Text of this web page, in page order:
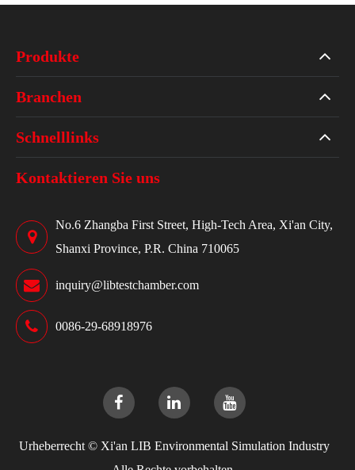
Produkte
Branchen
Schnelllinks
Kontaktieren Sie uns
No.6 Zhangba First Street, High-Tech Area, Xi'an City,
Shanxi Province, P.R. China 710065
inquiry@libtestchamber.com
0086-29-68918976
Urheberrecht © Xi'an LIB Environmental Simulation Industry